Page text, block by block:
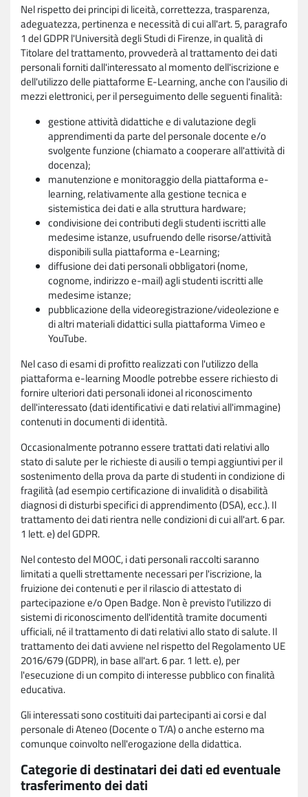
Nel rispetto dei principi di liceità, correttezza, trasparenza,
adeguatezza, pertinenza e necessità di cui all'art. 5, paragrafo
1 del GDPR l'Università degli Studi di Firenze, in qualità di
Titolare del trattamento, provvederà al trattamento dei dati
personali forniti dall'interessato al momento dell'iscrizione e
dell'utilizzo delle piattaforme E-Learning, anche con l'ausilio di
mezzi elettronici, per il perseguimento delle seguenti finalità:
gestione attività didattiche e di valutazione degli
apprendimenti da parte del personale docente e/o
svolgente funzione (chiamato a cooperare all'attività di
docenza);
manutenzione e monitoraggio della piattaforma e-
learning, relativamente alla gestione tecnica e
sistemistica dei dati e alla struttura hardware;
condivisione dei contributi degli studenti iscritti alle
medesime istanze, usufruendo delle risorse/attività
disponibili sulla piattaforma e-Learning;
diffusione dei dati personali obbligatori (nome,
cognome, indirizzo e-mail) agli studenti iscritti alle
medesime istanze;
pubblicazione della videoregistrazione/videolezione e
di altri materiali didattici sulla piattaforma Vimeo e
YouTube.
Nel caso di esami di profitto realizzati con l'utilizzo della
piattaforma e-learning Moodle potrebbe essere richiesto di
fornire ulteriori dati personali idonei al riconoscimento
dell'interessato (dati identificativi e dati relativi all'immagine)
contenuti in documenti di identità.
Occasionalmente potranno essere trattati dati relativi allo
stato di salute per le richieste di ausili o tempi aggiuntivi per il
sostenimento della prova da parte di studenti in condizione di
fragilità (ad esempio certificazione di invalidità o disabilità
diagnosi di disturbi specifici di apprendimento (DSA), ecc.). Il
trattamento dei dati rientra nelle condizioni di cui all'art. 6 par.
1 lett. e) del GDPR.
Nel contesto del MOOC, i dati personali raccolti saranno
limitati a quelli strettamente necessari per l'iscrizione, la
fruizione dei contenuti e per il rilascio di attestato di
partecipazione e/o Open Badge. Non è previsto l'utilizzo di
sistemi di riconoscimento dell'identità tramite documenti
ufficiali, né il trattamento di dati relativi allo stato di salute. Il
trattamento dei dati avviene nel rispetto del Regolamento UE
2016/679 (GDPR), in base all'art. 6 par. 1 lett. e), per
l'esecuzione di un compito di interesse pubblico con finalità
educativa.
Gli interessati sono costituiti dai partecipanti ai corsi e dal
personale di Ateneo (Docente o T/A) o anche esterno ma
comunque coinvolto nell'erogazione della didattica.
Categorie di destinatari dei dati ed eventuale
trasferimento dei dati